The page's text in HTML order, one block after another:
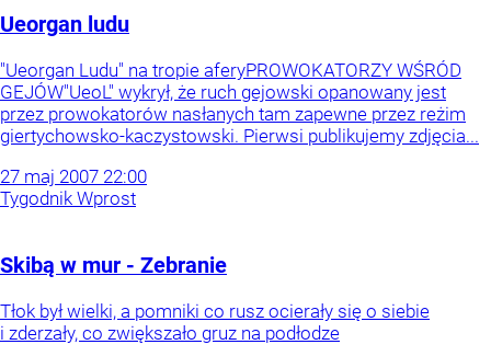
Ueorgan ludu
"Ueorgan Ludu" na tropie aferyPROWOKATORZY WŚRÓD
GEJÓW"UeoL" wykrył, że ruch gejowski opanowany jest
przez prowokatorów nasłanych tam zapewne przez reżim
giertychowsko-kaczystowski. Pierwsi publikujemy zdjęcia...
27 maj 2007 22:00
Tygodnik Wprost
Skibą w mur - Zebranie
Tłok był wielki, a pomniki co rusz ocierały się o siebie
i zderzały, co zwiększało gruz na podłodze